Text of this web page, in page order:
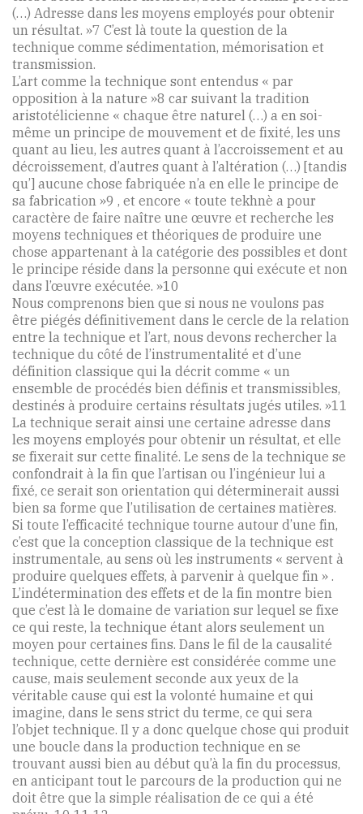
(…) Adresse dans les moyens employés pour obtenir
un résultat. »7 C’est là toute la question de la
technique comme sédimentation, mémorisation et
transmission.
L’art comme la technique sont entendus « par
opposition à la nature »8 car suivant la tradition
aristotélicienne « chaque être naturel (…) a en soi-
même un principe de mouvement et de fixité, les uns
quant au lieu, les autres quant à l’accroissement et au
décroissement, d’autres quant à l’altération (…) [tandis
qu’] aucune chose fabriquée n’a en elle le principe de
sa fabrication »9 , et encore « toute tekhnè a pour
caractère de faire naître une œuvre et recherche les
moyens techniques et théoriques de produire une
chose appartenant à la catégorie des possibles et dont
le principe réside dans la personne qui exécute et non
dans l’œuvre exécutée. »10
Nous comprenons bien que si nous ne voulons pas
être piégés définitivement dans le cercle de la relation
entre la technique et l’art, nous devons rechercher la
technique du côté de l’instrumentalité et d’une
définition classique qui la décrit comme « un
ensemble de procédés bien définis et transmissibles,
destinés à produire certains résultats jugés utiles. »11
La technique serait ainsi une certaine adresse dans
les moyens employés pour obtenir un résultat, et elle
se fixerait sur cette finalité. Le sens de la technique se
confondrait à la fin que l’artisan ou l’ingénieur lui a
fixé, ce serait son orientation qui déterminerait aussi
bien sa forme que l’utilisation de certaines matières.
Si toute l’efficacité technique tourne autour d’une fin,
c’est que la conception classique de la technique est
instrumentale, au sens où les instruments « servent à
produire quelques effets, à parvenir à quelque fin » .
L’indétermination des effets et de la fin montre bien
que c’est là le domaine de variation sur lequel se fixe
ce qui reste, la technique étant alors seulement un
moyen pour certaines fins. Dans le fil de la causalité
technique, cette dernière est considérée comme une
cause, mais seulement seconde aux yeux de la
véritable cause qui est la volonté humaine et qui
imagine, dans le sens strict du terme, ce qui sera
l’objet technique. Il y a donc quelque chose qui produit
une boucle dans la production technique en se
trouvant aussi bien au début qu’à la fin du processus,
en anticipant tout le parcours de la production qui ne
doit être que la simple réalisation de ce qui a été